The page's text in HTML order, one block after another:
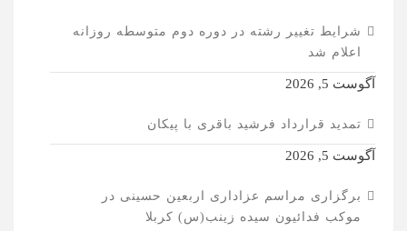
شرایط تغییر رشته در دوره دوم متوسطه روزانه
اعلام شد
آگوست 5, 2026
تمدید قرارداد فرشید باقری با پیکان
آگوست 5, 2026
برگزاری مراسم عزاداری اربعین حسینی در
موکب فدائیون سیده زینب(س) کربلا